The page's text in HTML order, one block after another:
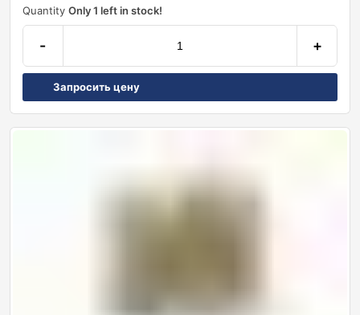
Quantity Only 1 left in stock!
- +
Запросить цену